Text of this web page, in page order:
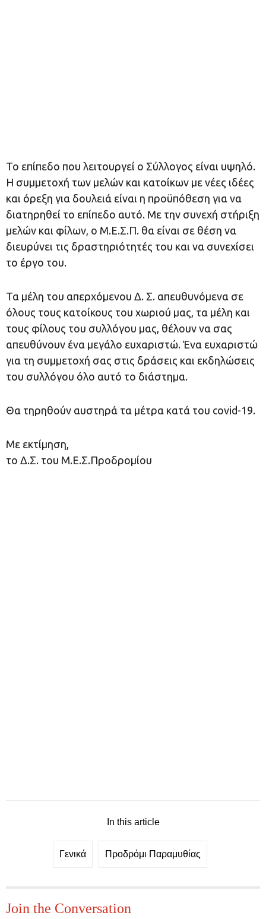
Το επίπεδο που λειτουργεί ο Σύλλογος είναι υψηλό.
Η συμμετοχή των μελών και κατοίκων με νέες ιδέες
και όρεξη για δουλειά είναι η προϋπόθεση για να
διατηρηθεί το επίπεδο αυτό. Με την συνεχή στήριξη
μελών και φίλων, ο Μ.Ε.Σ.Π. θα είναι σε θέση να
διευρύνει τις δραστηριότητές του και να συνεχίσει
το έργο του.
Τα μέλη του απερχόμενου Δ. Σ. απευθυνόμενα σε
όλους τους κατοίκους του χωριού μας, τα μέλη και
τους φίλους του συλλόγου μας, θέλουν να σας
απευθύνουν ένα μεγάλο ευχαριστώ. Ένα ευχαριστώ
για τη συμμετοχή σας στις δράσεις και εκδηλώσεις
του συλλόγου όλο αυτό το διάστημα.
Θα τηρηθούν αυστηρά τα μέτρα κατά του covid-19.
Με εκτίμηση,
το Δ.Σ. του Μ.Ε.Σ.Προδρομίου
In this article
Γενικά Προδρόμι Παραμυθίας
Join the Conversation